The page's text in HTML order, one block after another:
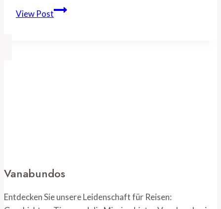
View PostStockholm
Vanabundos
Entdecken Sie unsere Leidenschaft für Reisen: